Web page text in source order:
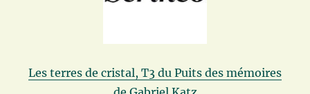
Les terres de cristal, T3 du Puits des mémoires